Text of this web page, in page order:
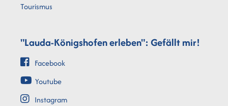
Tourismus
"Lauda-Königshofen erleben": Gefällt mir!
Facebook
Youtube
Instagram